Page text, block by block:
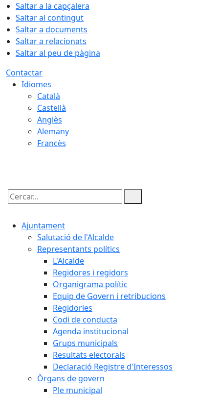
Saltar a la capçalera
Saltar al contingut
Saltar a documents
Saltar a relacionats
Saltar al peu de pàgina
Contactar
Idiomes
Català
Castellà
Anglès
Alemany
Francès
Cercar:
Ajuntament
Salutació de l'Alcalde
Representants polítics
L'Alcalde
Regidores i regidors
Organigrama polític
Equip de Govern i retribucions
Regidories
Codi de conducta
Agenda institucional
Grups municipals
Resultats electorals
Declaració Registre d'Interessos
Òrgans de govern
Ple municipal